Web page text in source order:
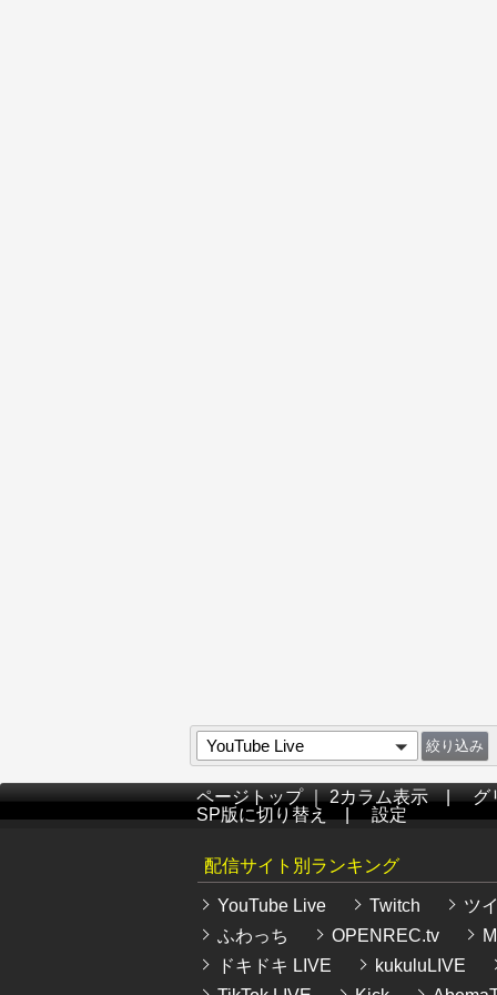
YouTube Live
ページトップ｜2カラム表示|グ
SP版に切り替え
設定
配信サイト別ランキング
YouTube Live Twitch
ツ
ふわっち
OPENREC.tv
ドキドキ LIVE
kukuluLIVE